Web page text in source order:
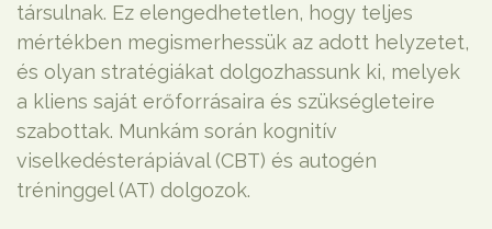
társulnak. Ez elengedhetetlen, hogy teljes
mértékben megismerhessük az adott helyzetet,
és olyan stratégiákat dolgozhassunk ki, melyek
a kliens saját erőforrásaira és szükségleteire
szabottak. Munkám során kognitív
viselkedésterápiával (CBT) és autogén
tréninggel (AT) dolgozok.